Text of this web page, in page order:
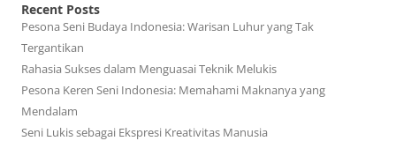
Recent Posts
Pesona Seni Budaya Indonesia: Warisan Luhur yang Tak
Tergantikan
Rahasia Sukses dalam Menguasai Teknik Melukis
Pesona Keren Seni Indonesia: Memahami Maknanya yang
Mendalam
Seni Lukis sebagai Ekspresi Kreativitas Manusia